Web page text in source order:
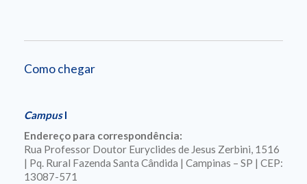
Como chegar
CampusI
Endereço para correspondência:
Rua Professor Doutor Euryclides de Jesus Zerbini, 1516
| Pq. Rural Fazenda Santa Cândida | Campinas – SP | CEP:
13087-571